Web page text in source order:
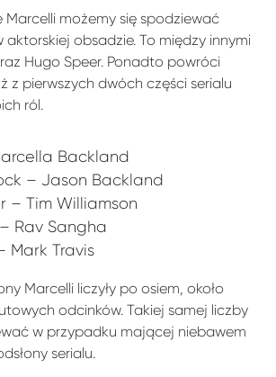
Marcelli możemy się spodziewać
aktorskiej obsadzie. To między innymi
Hugo Speer. Ponadto powróci
z pierwszych dwóch części serialu
ról.
Backland
– Jason Backland
– Tim Williamson
Rav Sangha
Mark Travis
Marcelli liczyły po osiem, około
odcinków. Takiej samej liczby
w przypadku mającej niebawem
serialu.